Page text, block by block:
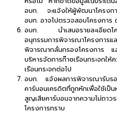
อบก. จะแจ้งให้ผู้พัฒนาโครงก
อบก. อาจไปตรวจสอบโครงกา
อบก. นำเสนอรายละเอียดโค
อนุกรรมการพิจารณาโครงการแ
พิจารณากลั่นกรองโครงการ แ
บริหารจัดการก๊าซเรือนกระจกใ
เรือนกระจกต่อไป
อบก. แจ้งผลการพิจารณารับร
คาร์บอนเครดิตที่ถูกหักเพื่อใช้เป็
สูญเสียคาร์บอนจากความไม่
โครงการทราบ